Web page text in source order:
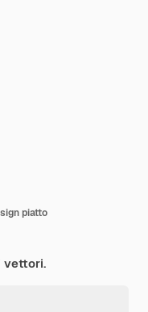
piatto
vettori.